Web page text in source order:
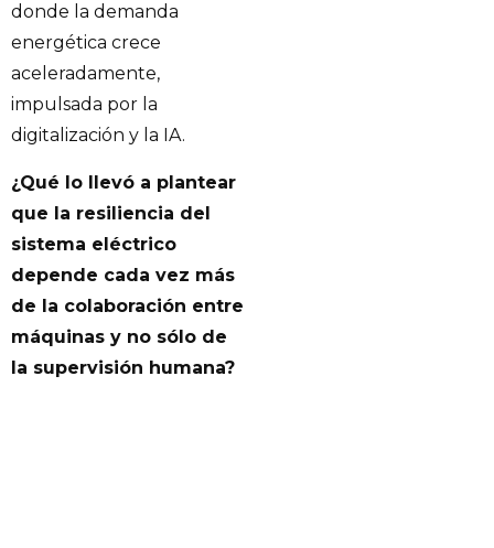
donde la demanda
energética crece
aceleradamente,
impulsada por la
digitalización y la IA.
¿Qué lo llevó a plantear
que la resiliencia del
sistema eléctrico
depende cada vez más
de la colaboración entre
máquinas y no sólo de
la supervisión humana?